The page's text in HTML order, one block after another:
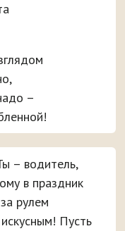
–
– водитель,
в праздник
рулем
Пусть